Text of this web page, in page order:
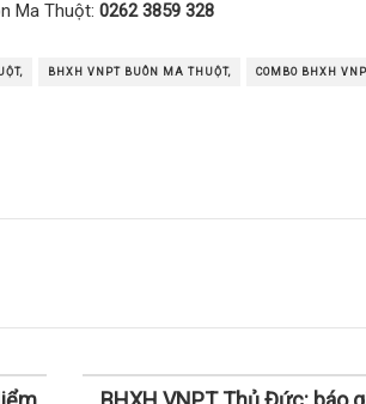
Ma Thuột: 0262 3859 328
BHXH VNPT BUÔN MA THUỘT, COMBO BHXH